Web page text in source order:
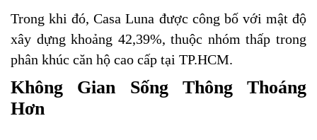
Trong khi đó, Casa Luna được công bố với mật độ
xây dựng khoảng 42,39%, thuộc nhóm thấp trong
phân khúc căn hộ cao cấp tại TP.HCM.
Không Gian Sống Thông Thoáng
Hơn